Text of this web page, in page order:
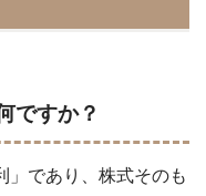
ですか？
」であり、株式そのも